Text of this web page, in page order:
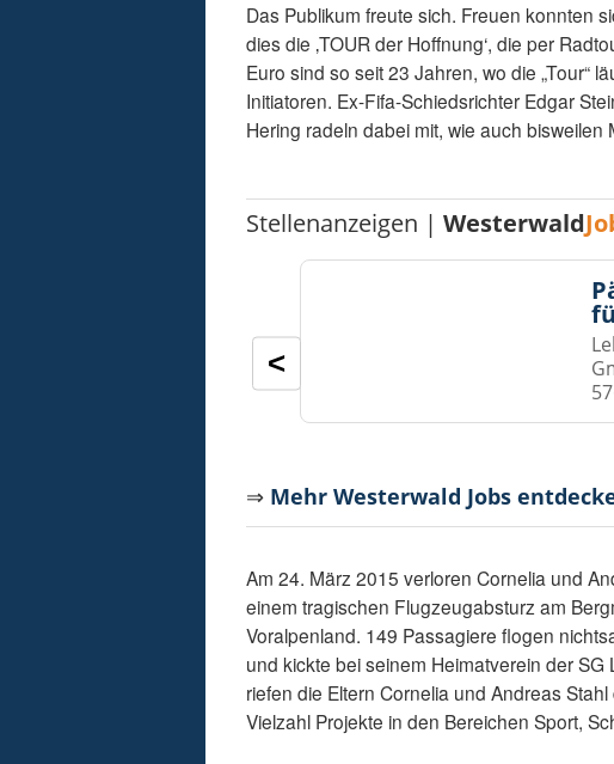
Das Publikum freute sich. Freuen konnten
dies die ‚TOUR der Hoffnung‘, die per
Euro sind so seit 23 Jahren, wo die „Tour“
Initiatoren. Ex-Fifa-Schiedsrichter Edgar
Hering radeln dabei mit, wie auch bisweilen
Stellenanzeigen |Westerwald
<
⇒ Mehr Westerwald Jobs
Am 24. März 2015 verloren Cornelia und
einem tragischen Flugzeugabsturz am
Voralpenland. 149 Passagiere flogen
und kickte bei seinem Heimatverein der
riefen die Eltern Cornelia und Andreas
Vielzahl Projekte in den Bereichen Sport,